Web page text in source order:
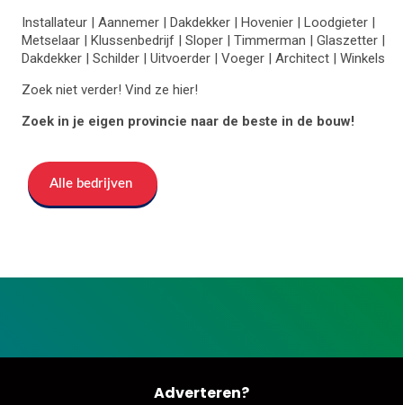
Installateur | Aannemer | Dakdekker | Hovenier | Loodgieter |
Metselaar | Klussenbedrijf | Sloper | Timmerman | Glaszetter |
Dakdekker | Schilder | Uitvoerder | Voeger | Architect | Winkels
Zoek niet verder! Vind ze hier!
Zoek in je eigen provincie naar de beste in de bouw!
Alle bedrijven
Adverteren?